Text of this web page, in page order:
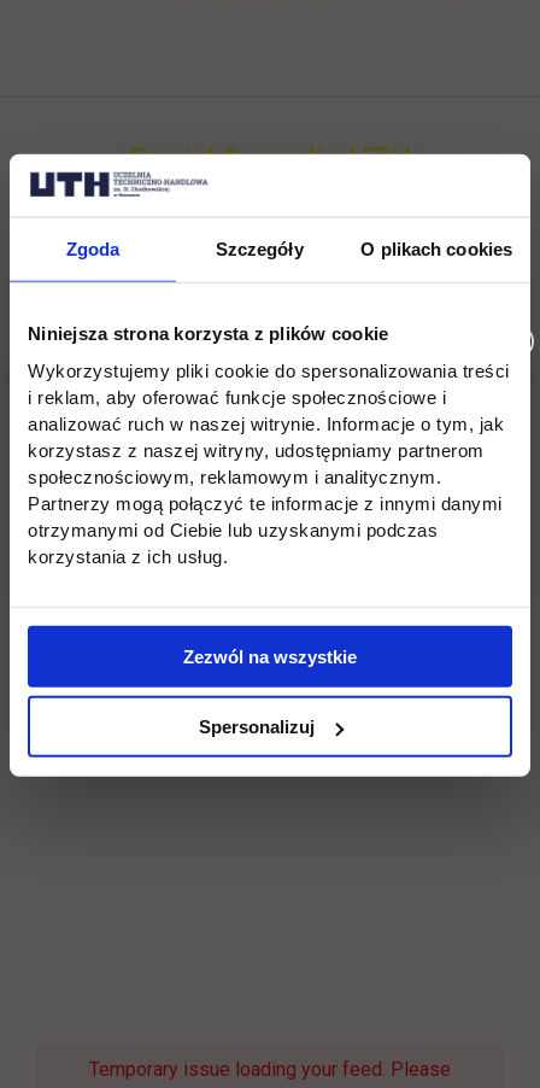
Zgoda Szczegóły O plikach cookies
Niniejsza strona korzysta z plików cookie
Wykorzystujemy pliki cookie do spersonalizowania treści
i reklam, aby oferować funkcje społecznościowe i
analizować ruch w naszej witrynie. Informacje o tym, jak
korzystasz z naszej witryny, udostępniamy partnerom
społecznościowym, reklamowym i analitycznym.
Partnerzy mogą połączyć te informacje z innymi danymi
otrzymanymi od Ciebie lub uzyskanymi podczas
korzystania z ich usług.
Zezwól na wszystkie
Spersonalizuj
Social & media UTH
Zobacz, co u nas słychać
Filter network
All
Temporary issue loading your feed. Please